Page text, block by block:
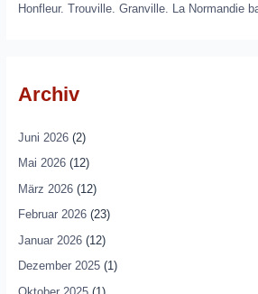
Honfleur. Trouville. Granville. La Normandie
Archiv
Juni 2026(2)
Mai 2026(12)
März 2026(12)
Februar 2026(23)
Januar 2026(12)
Dezember 2025(1)